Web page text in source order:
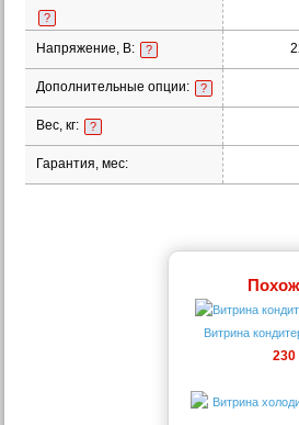
?
Напряжение, В: ?
Дополнительные опции: ?
Вес, кг: ?
Гарантия, мес:
Витрина
230